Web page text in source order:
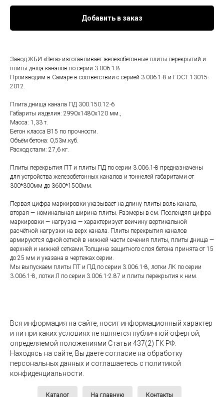
Добавить в заказ
Завод ЖБИ «Вега» изготавливает железобетонные плиты перекрытий и
плиты днща каналов по серии 3.006.1-8
Производим в Самаре в соответствии с серией 3.006.1-8 и ГОСТ 13015-
2012.
Плита днища канала ПД 300.150.12-6
Габариты изделия: 2990x1480x120 мм.,
Масса: 1,33 т.
Бетон класса В15 по прочности.
Объём бетона: 0,53м.куб.
Расход стали: 27,6 кг.
Плиты перекрытия ПТ и плиты ПД по серии 3.006.1-8 предназначены
для устройства железобетонных каналов и тоннелей габаритами от
300*300мм до 3600*1500мм.
Первая цифра маркировки указывает на длину плиты воль канала,
вторая — номинальная ширина плиты. Размеры в см. Послендяя цифра
маркировки — нагрузка — характеризует веичину вертикальной
расчётной нагрузки на верх канала. Плиты перекрытия каналов
армируются одной сеткой в нижней части сечения плиты, плиты днища —
верхней и нижней сетками.Толщина защитного слоя бетона принята от 15
до 25 мм и указана в чертежах серии.
Мы выпускаем плиты ПТ и ПД по серии 3.006.1-8, лотки ЛК по серии
3.006.1-8, лотки Л по серии 3.006.1-2.87 и плиты перекрытия к ним.
Вся информация на сайте, носит информационный характер
и ни при каких условиях не является публичной офертой,
определяемой положениями Статьи 437(2) ГК РФ.
Находясь на сайте, Вы даете согласие на обработку
персональных данных и соглашаетесь c политикой
конфиденциальности.
Каталог На главную Контакты